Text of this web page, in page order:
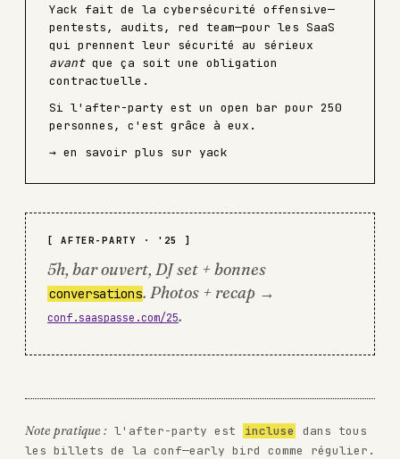
Yack fait de la cybersécurité offensive—
pentests, audits, red team—pour les SaaS
qui prennent leur sécurité au sérieux
avantque ça soit une obligation
contractuelle.
Si l'after-party est un open bar pour 250
personnes, c'est grâce à eux.
→ en savoir plus sur yack
[ AFTER-PARTY · '25 ]
5h, bar ouvert, DJ set + bonnes
conversations. Photos + recap →
conf.saaspasse.com/25.
Note pratique : l'after-party est incluse
dans tous
les billets de la conf—early bird comme régulier.